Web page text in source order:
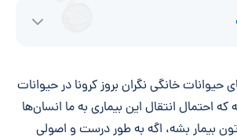
حیوانات خانگی نگران بروز کرونا در حیوانات
احتمال انتقال این بیماری به ما انسان‌ها
بیمار بشه، اگه به طور درست و اصولی